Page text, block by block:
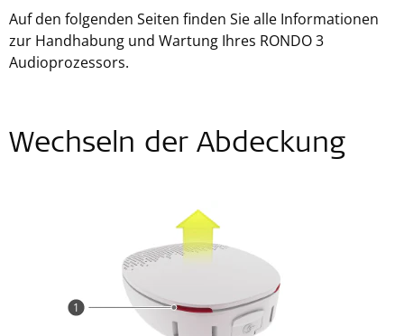
Auf den folgenden Seiten finden Sie alle Informationen
zur Handhabung und Wartung Ihres RONDO 3
Audioprozessors.
Wechseln der Abdeckung